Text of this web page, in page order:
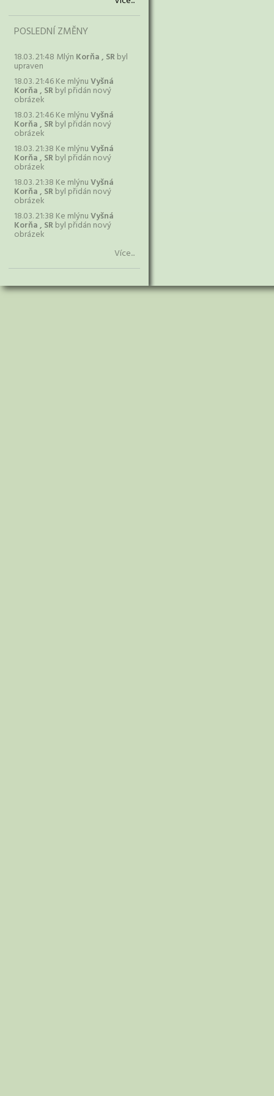
POSLEDNÍ ZMĚNY
18.03. 21:48 Mlýn Korňa , SRbyl
upraven
18.03. 21:46 Ke mlýnuVyšná
Korňa , SRbyl přidán nový
obrázek
18.03. 21:46 Ke mlýnuVyšná
Korňa , SRbyl přidán nový
obrázek
18.03. 21:38 Ke mlýnuVyšná
Korňa , SRbyl přidán nový
obrázek
18.03. 21:38 Ke mlýnuVyšná
Korňa , SRbyl přidán nový
obrázek
18.03. 21:38 Ke mlýnuVyšná
Korňa , SRbyl přidán nový
obrázek
Více...